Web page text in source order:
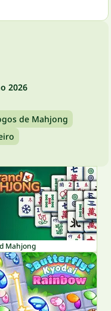
2026
de Mahjong
Mahjong